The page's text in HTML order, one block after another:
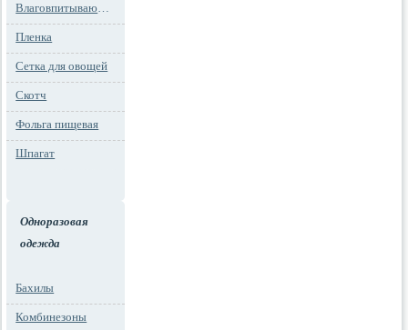
Влаговпитывающие вкладыши
Пленка
Сетка для овощей
Скотч
Фольга пищевая
Шпагат
Одноразовая
одежда
Бахилы
Комбинезоны